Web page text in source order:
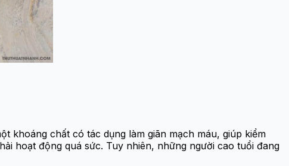
khoáng chất có tác dụng làm giãn mạch máu, giúp kiểm
hoạt động quá sức. Tuy nhiên, những người cao tuổi đang